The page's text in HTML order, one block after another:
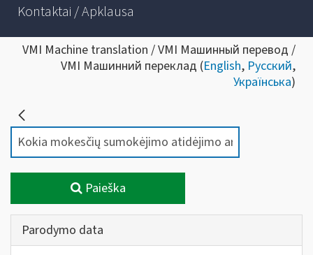
Kontaktai / Apklausa
VMI Machine translation / VMI Машинный перевод /
VMI Машинний переклад (English, Русский,
Українська)
Paieška
Parodymo data